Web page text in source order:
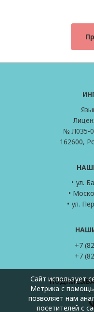
Сайт использует
Метрика с
позволяет нам
посетителей с
№ Л035-
162600,
• ул.
•
• ул.
+7
+7